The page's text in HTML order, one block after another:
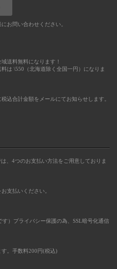
お問い合わせください。
送料無料になります！
は \550（北海道除く全国一円）になりま
込合計金額をメールにてお知らせします。
、4つのお支払い方法をご用意しておりま
支払いください。
）プライバシー保護の為、SSL暗号化通信
。手数料200円(税込)